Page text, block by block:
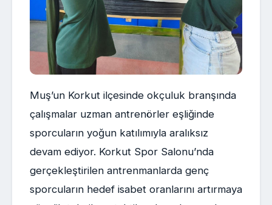
Muş’un Korkut ilçesinde okçuluk branşında
çalışmalar uzman antrenörler eşliğinde
sporcuların yoğun katılımıyla aralıksız
devam ediyor. Korkut Spor Salonu’nda
gerçekleştirilen antrenmanlarda genç
sporcuların hedef isabet oranlarını artırmaya